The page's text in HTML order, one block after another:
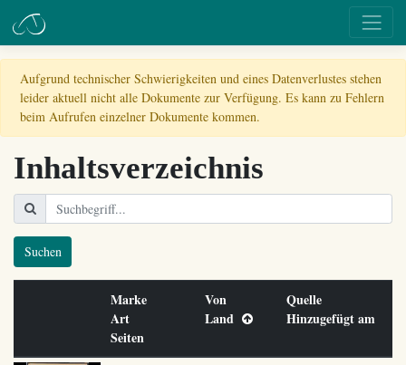
Aufgrund technischer Schwierigkeiten und eines Datenverlustes stehen
leider aktuell nicht alle Dokumente zur Verfügung. Es kann zu Fehlern
beim Aufrufen einzelner Dokumente kommen.
Inhaltsverzeichnis
Suchen
Marke
Art
Seiten
Von
Land
Quelle
Hinzugefügt am